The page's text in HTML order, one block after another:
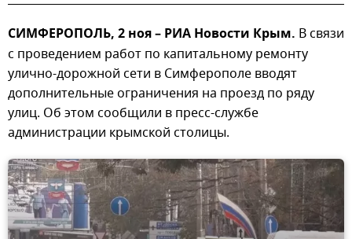
СИМФЕРОПОЛЬ, 2 ноя – РИА Новости Крым. В связи
с проведением работ по капитальному ремонту
улично-дорожной сети в Симферополе вводят
дополнительные ограничения на проезд по ряду
улиц. Об этом сообщили в пресс-службе
администрации крымской столицы.